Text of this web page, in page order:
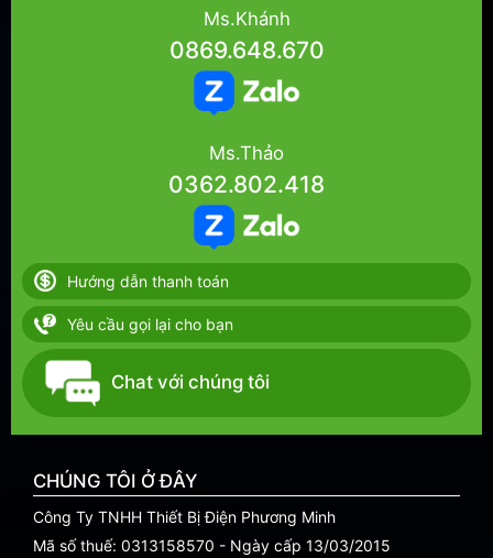
Ms.Khánh
0869.648.670
Ms.Thảo
0362.802.418
Hướng dẫn thanh toán
Yêu cầu gọi lại cho bạn
Chat với chúng tôi
CHÚNG TÔI Ở ĐÂY
Công Ty TNHH Thiết Bị Điện Phương Minh
Mã số thuế: 0313158570 - Ngày cấp 13/03/2015